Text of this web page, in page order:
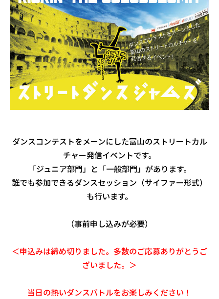
ダンスコンテストをメーンにした富山のストリートカル
チャー発信イベントです。
「ジュニア部門」と「一般部門」があります。
誰でも参加できるダンスセッション（サイファー形式）
も行います。
（事前申し込みが必要）
＜申込みは締め切りました。多数のご応募ありがとうご
ざいました。＞
当日の熱いダンスバトルをお楽しみください！